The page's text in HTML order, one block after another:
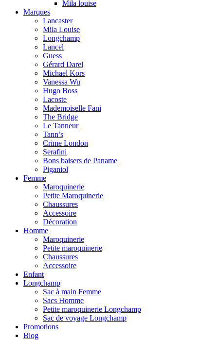
Mila louise
Marques
Lancaster
Mila Louise
Longchamp
Lancel
Guess
Gérard Darel
Michael Kors
Vanessa Wu
Hugo Boss
Lacoste
Mademoiselle Fani
The Bridge
Le Tanneur
Tann’s
Crime London
Serafini
Bons baisers de Paname
Piganiol
Femme
Maroquinerie
Petite Maroquinerie
Chaussures
Accessoire
Décoration
Homme
Maroquinerie
Petite maroquinerie
Chaussures
Accessoire
Enfant
Longchamp
Sac à main Femme
Sacs Homme
Petite maroquinerie Longchamp
Sac de voyage Longchamp
Promotions
Blog